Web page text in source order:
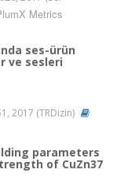
Metrics
ses-ürün
ve sesleri
2017 (TRDizin)
parameters
of CuZn37